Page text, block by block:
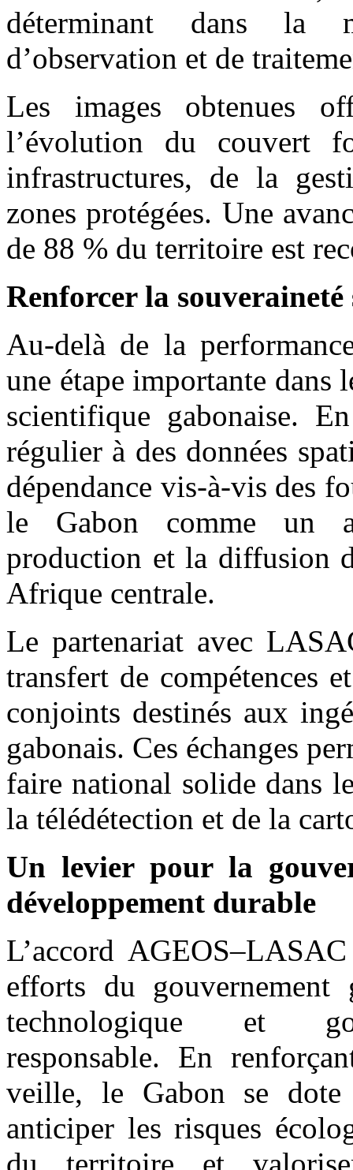
déterminant dans la
d’observation et de
Les images obtenues
l’évolution du couvert
infrastructures, de la
zones protégées. Une
de 88 % du territoire est
Renforcer la
Au-delà de la
une étape importante dans
scientifique gabonaise.
régulier à des données
dépendance vis-à-vis des
le Gabon comme un
production et la diffusion
Afrique centrale.
Le partenariat avec
transfert de compétences
conjoints destinés aux
gabonais. Ces échanges
faire national solide dans
la télédétection et de la
Un levier pour la
développement durable
L’accord
efforts du
technologique et
responsable. En
veille, le Gabon se dote
anticiper les risques
du territoire et